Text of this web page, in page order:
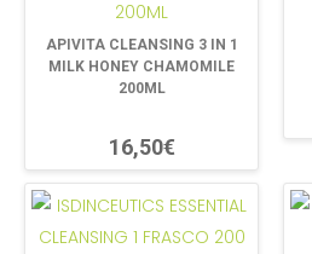
APIVITA CLEANSING 3 IN 1
MILK HONEY CHAMOMILE
200ML
16,50€